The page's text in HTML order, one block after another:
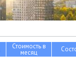
Стоимость в
месяц